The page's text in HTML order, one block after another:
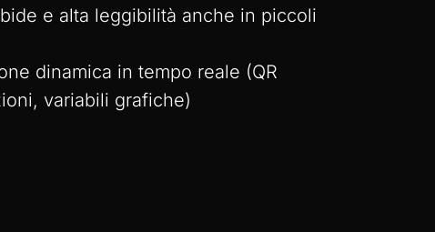
e alta leggibilità anche in piccoli
dinamica in tempo reale (QR
variabili grafiche)